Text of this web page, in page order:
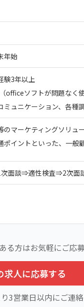
年始
験3年以上
officeソフトが問題なく
ミュニケーション、各種
のマーケティングソリュ
ポイントといった、一
面談⇒適性検査⇒2次面
る方はお気軽にご応
求人に応募する
3営業日以内にご連